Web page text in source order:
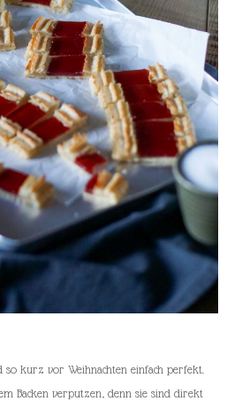
so kurz vor Weihnachten einfach perfekt.
Backen verputzen, denn sie sind direkt